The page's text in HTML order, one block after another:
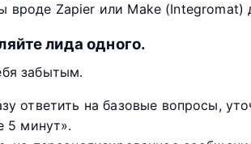
вроде Zapier или Make (Integromat)
лида одного.
забытым.
ответить на базовые вопросы,
5 минут».